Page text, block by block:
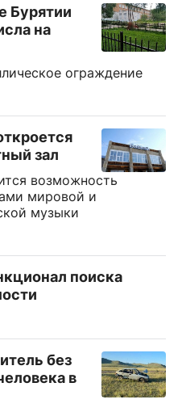
Бурятии
на
ограждение
зал
возможность
мировой и
музыки
поиска
без
в